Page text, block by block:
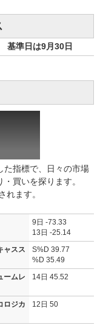
基準日は9月30日
た指標で、日々の市場
買いを探ります。
れます。
9日 -73.33
13日 -25.14
ャスス
S%D 39.77
%D 35.49
ームレ
14日 45.52
ロジカ
12日 50